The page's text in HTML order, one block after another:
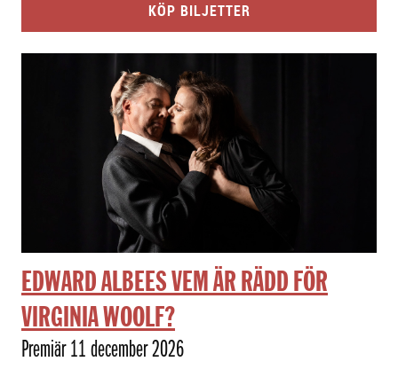
KÖP BILJETTER
EDWARD ALBEES VEM ÄR RÄDD FÖR
VIRGINIA WOOLF?
Premiär 11 december 2026